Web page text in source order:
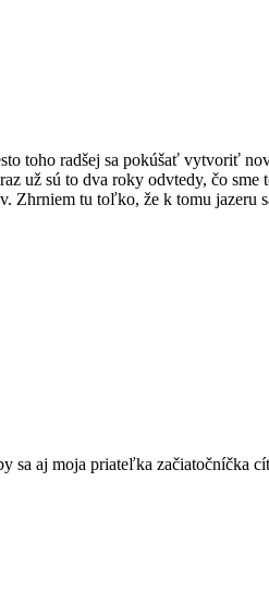
toho radšej sa pokúšať vytvoriť
už sú to dva roky odvtedy, čo
Zhrniem tu toľko, že k tomu
sa aj moja priateľka začiatočníčka